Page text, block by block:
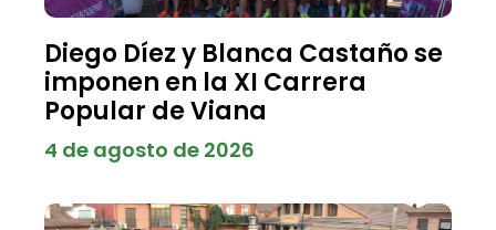
Diego Díez y Blanca Castaño se
imponen en la XI Carrera
Popular de Viana
4 de agosto de 2026